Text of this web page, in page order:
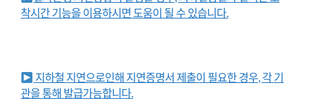
착시간 기능을 이용하시면 도움이 될 수 있습니다.
지하철 지연으로인해 지연증명서 제출이 필요한 경우, 각 기
관을 통해 발급가능합니다.